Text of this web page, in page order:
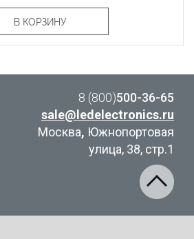
В КОРЗИНУ
8 (800)500-36-65
sale@ledelectronics.ru
Москва, Южнопортовая
улица, 38, стр.1